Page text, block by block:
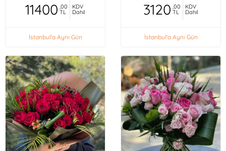
11400 ,00
TL
KDV
Dahil
İstanbul'a Aynı Gün
3120 ,00
TL
KDV
Dahil
İstanbul'a Aynı Gün